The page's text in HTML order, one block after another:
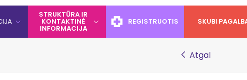
STRUKTŪRA IR
KONTAKTINĖ
INFORMACIJA
REGISTRUOTIS SKUBI
Atgal